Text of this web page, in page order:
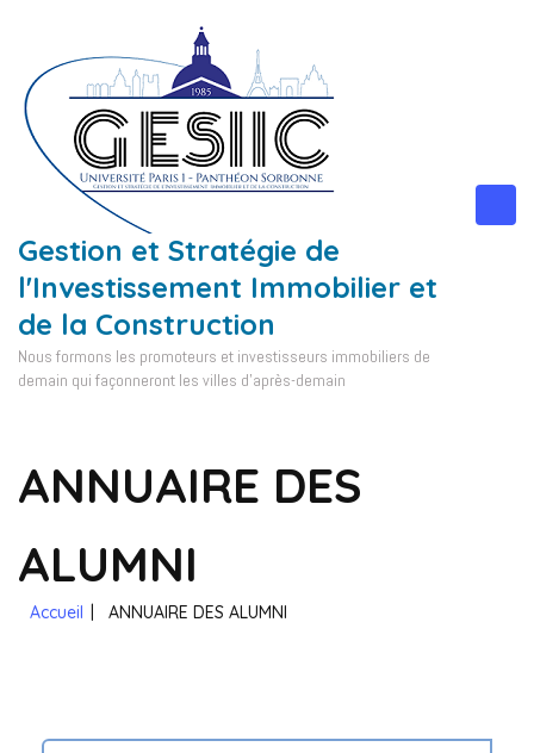
contenu
(Pressez
Entrée)
Gestion et Stratégie de
l'Investissement Immobilier et
de la Construction
Nous formons les promoteurs et investisseurs immobiliers de
demain qui façonneront les villes d'après-demain
ANNUAIRE DES
ALUMNI
Accueil ANNUAIRE DES ALUMNI